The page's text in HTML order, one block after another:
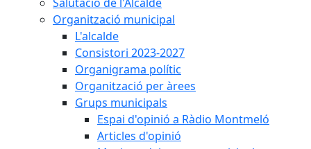
Organització municipal
L'alcalde
Consistori 2023-2027
Organigrama polític
Organització per àrees
Grups municipals
Espai d'opinió a Ràdio Montmeló
Articles d'opinió